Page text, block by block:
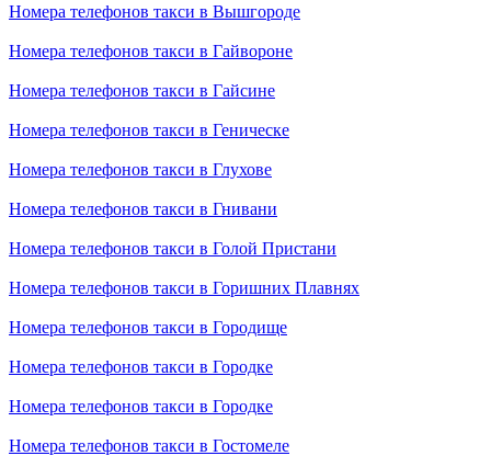
Номера телефонов такси в Вышгороде
Номера телефонов такси в Гайвороне
Номера телефонов такси в Гайсине
Номера телефонов такси в Геническе
Номера телефонов такси в Глухове
Номера телефонов такси в Гнивани
Номера телефонов такси в Голой Пристани
Номера телефонов такси в Горишних Плавнях
Номера телефонов такси в Городище
Номера телефонов такси в Городке
Номера телефонов такси в Городке
Номера телефонов такси в Гостомеле